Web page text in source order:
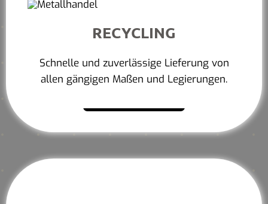
RECYCLING
Schnelle und zuverlässige Lieferung von
allen gängigen Maßen und Legierungen.